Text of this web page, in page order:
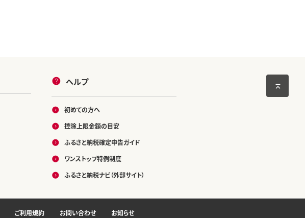
ヘルプ
初めての方へ
控除上限金額の目安
ふるさと納税確定申告ガイド
ワンストップ特例制度
ふるさと納税ナビ（外部サイト）
ご利用規約 お問い合わせ お知らせ